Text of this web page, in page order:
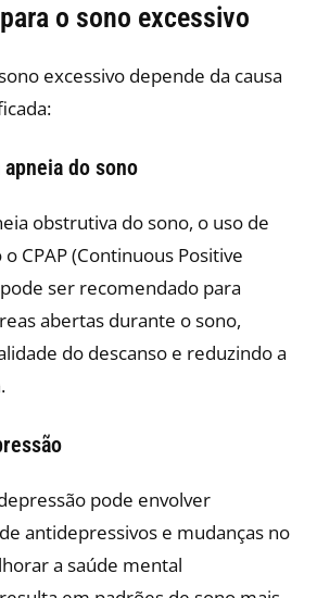
o sono excessivo
excessivo depende da causa
do sono
obstrutiva do sono, o uso de
CPAP (Continuous Positive
ser recomendado para
abertas durante o sono,
do descanso e reduzindo a
pode envolver
antidepressivos e mudanças no
a saúde mental